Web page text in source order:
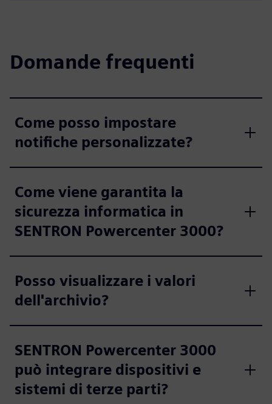
Domande frequenti
Come posso impostare
notifiche personalizzate?
Come viene garantita la
sicurezza informatica in
SENTRON Powercenter 3000?
Posso visualizzare i valori
dell'archivio?
SENTRON Powercenter 3000
può integrare dispositivi e
sistemi di terze parti?